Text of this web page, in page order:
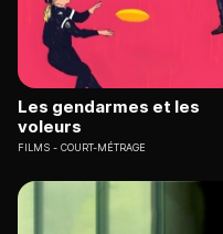
Les gendarmes et les
voleurs
FILMS COURT-MÉTRAGE